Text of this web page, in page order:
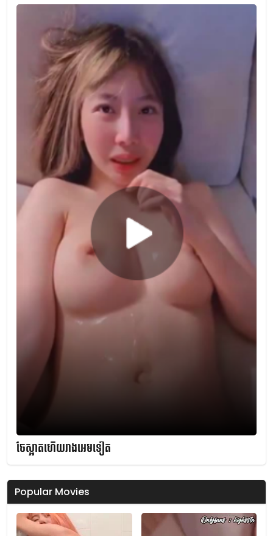
ចែស្អាតហើយរាងអេមទៀត
Popular Movies